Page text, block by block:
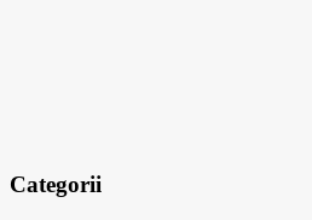
Categorii